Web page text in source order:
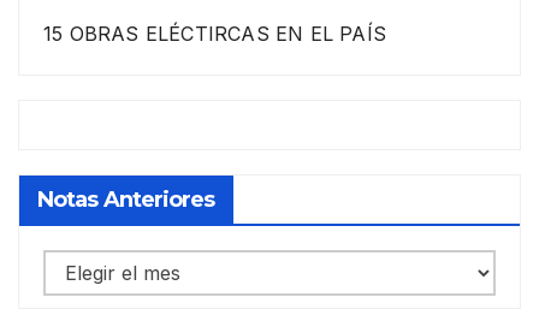
15 OBRAS ELÉCTIRCAS EN EL PAÍS
Notas Anteriores
Notas
anteriores